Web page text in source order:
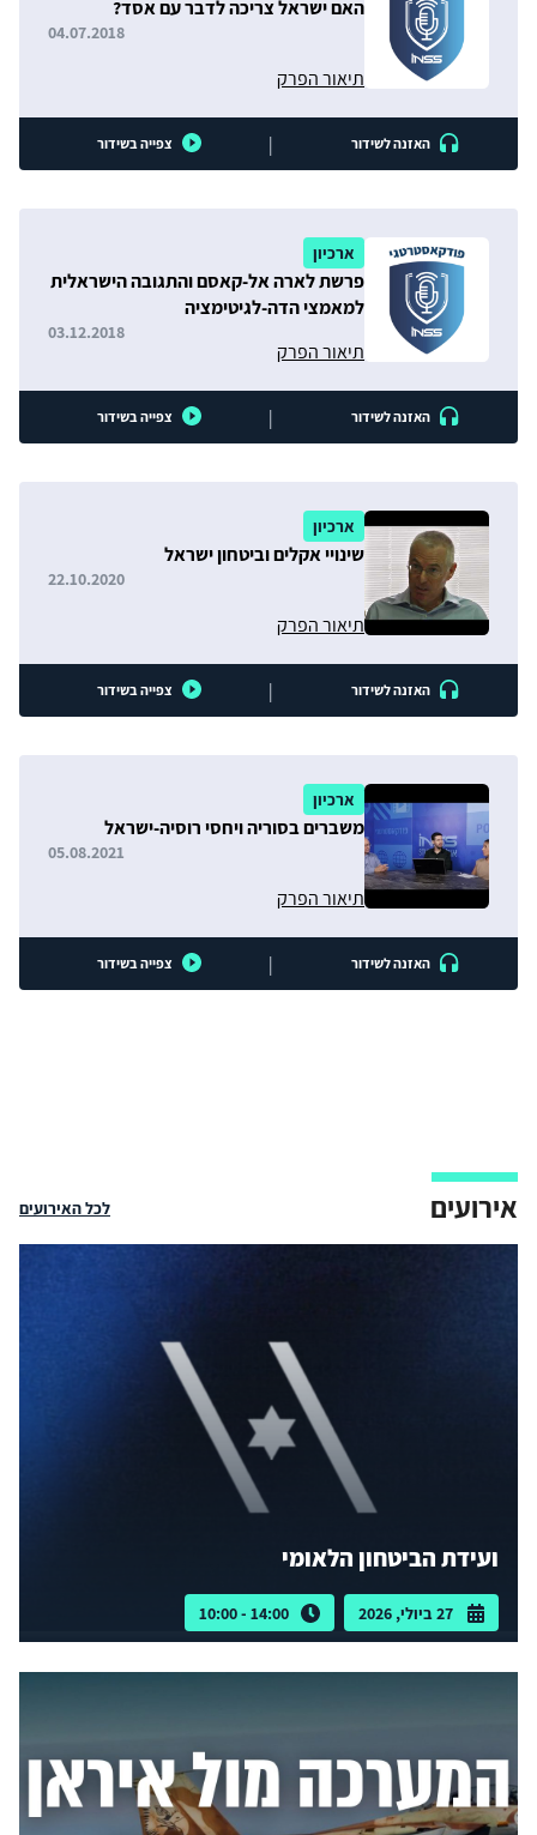
האם ישראל צריכה לדבר עם אסד?
תיאור הפרק
04.07.2018
האזנה לשידור | צפייה בשידור
ארכיון
פרשת לארה אל-קאסם והתגובה הישראלית
למאמצי הדה-לגיטימציה
תיאור הפרק
03.12.2018
האזנה לשידור | צפייה בשידור
ארכיון
שינויי אקלים וביטחון ישראל
תיאור הפרק
22.10.2020
האזנה לשידור | צפייה בשידור
ארכיון
משברים בסוריה ויחסי רוסיה-ישראל
תיאור הפרק
05.08.2021
האזנה לשידור | צפייה בשידור
אירועים לכל האירועים
ועידת הביטחון הלאומי
27 ביולי, 2026 14:00 - 10:00